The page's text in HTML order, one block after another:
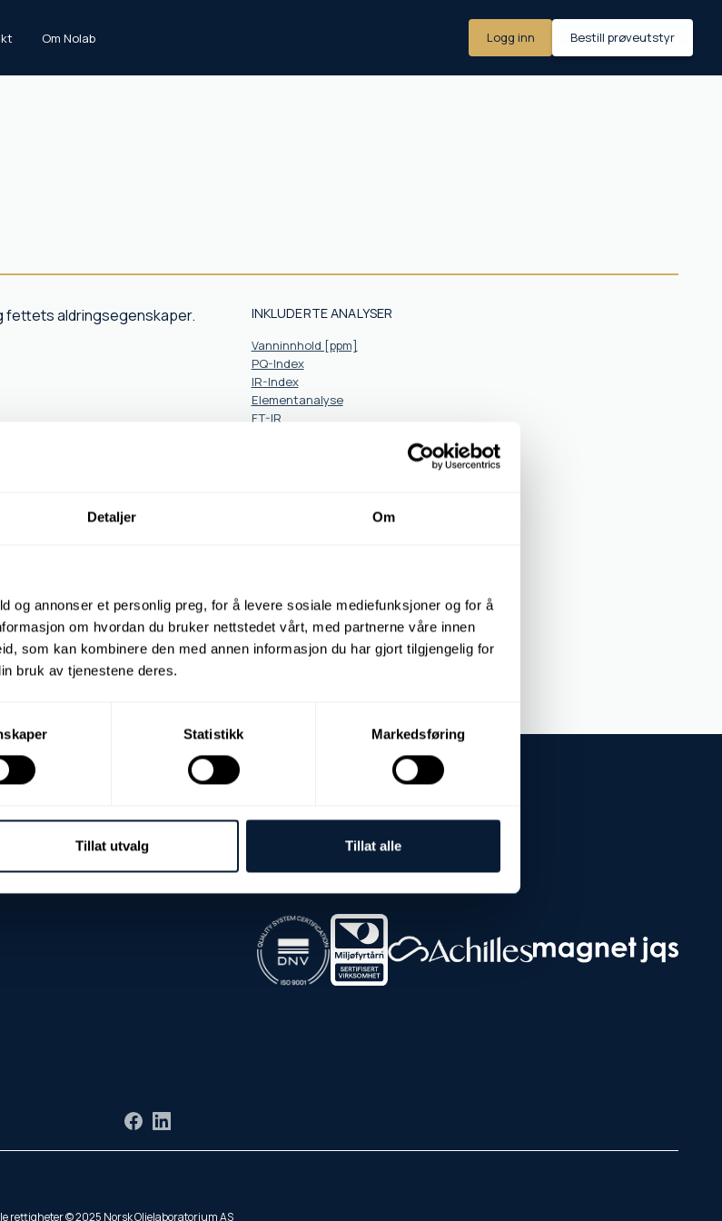
Detaljer Om
og annonser et personlig preg, for å levere sosiale mediefunksjoner og for å
om hvordan du bruker nettstedet vårt, med partnerne våre innen
som kan kombinere den med annen informasjon du har gjort tilgjengelig for
bruk av tjenestene deres.
Statistikk Markedsføring
Tillat utvalg Tillat alle
Om Nolab Logg inn Bestill prøveutstyr
fettets aldringsegenskaper.
Anbefalinger gis for
INKLUDERTE ANALYSER
Vanninnhold [ppm]
PQ-Index
IR-Index
Elementanalyse
FT-IR
FacebookLinkedIn
rettigheter © 2025 Norsk Oljelaboratorium AS